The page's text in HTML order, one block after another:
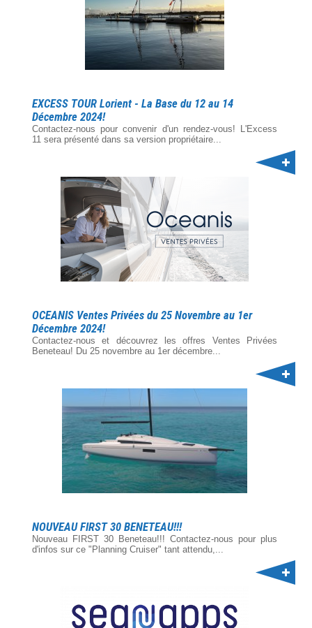
EXCESS TOUR Lorient - La Base du 12 au 14
Décembre 2024!
Contactez-nous pour convenir d'un rendez-vous! L'Excess
11 sera présenté dans sa version propriétaire...
OCEANIS Ventes Privées du 25 Novembre au 1er
Décembre 2024!
Contactez-nous et découvrez les offres Ventes Privées
Beneteau! Du 25 novembre au 1er décembre...
NOUVEAU FIRST 30 BENETEAU!!!
Nouveau FIRST 30 Beneteau!!! Contactez-nous pour plus
d'infos sur ce "Planning Cruiser" tant attendu,...